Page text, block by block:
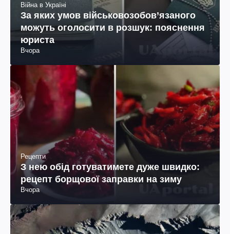
Війна в Україні
За яких умов військовозобов’язаного
можуть оголосити в розшук: пояснення
юриста
Вчора
Рецепти
З нею обід готуватимете дуже швидко:
рецепт борщової заправки на зиму
Вчора